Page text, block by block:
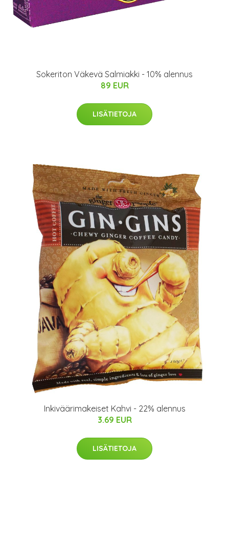
Sokeriton Väkevä Salmiakki - 10% alennus
89 EUR
LISÄTIETOJA
Inkiväärimakeiset Kahvi - 22% alennus
3.69 EUR
LISÄTIETOJA